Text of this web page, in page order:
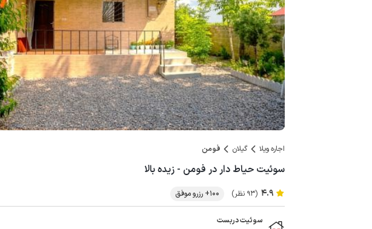
اجاره ویلا گیلان فومن
سوئیت حیاط دار در فومن - زیده بالا
4.9 (93 نظر) 100+ رزرو موفق
سوئیت دربست